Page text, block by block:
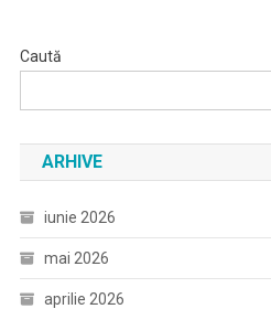
Caută
ARHIVE
iunie 2026
mai 2026
aprilie 2026